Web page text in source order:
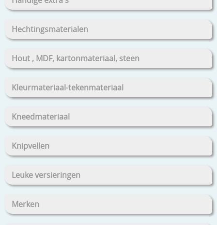
Hechtingsmaterialen
Hout , MDF, kartonmateriaal, steen
Kleurmateriaal-tekenmateriaal
Kneedmateriaal
Knipvellen
Leuke versieringen
Merken